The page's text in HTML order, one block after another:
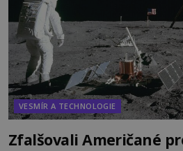
VESMÍR A TECHNOLOGIE
Zfalšovali Američané